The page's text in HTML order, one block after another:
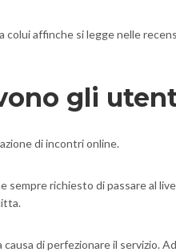
affinche si legge nelle
gli
di incontri online.
sempre richiesto di passare al
di perfezionare il servizio.